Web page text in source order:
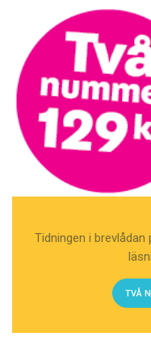
Tidningen i brevlådan
TVÅ